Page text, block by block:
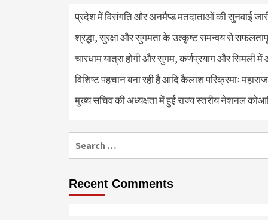
प्रदेश में विसंगति और अनमैप्ड मतदाताओं की सुनवाई
श्रद्धा, सुरक्षा और सुगमता के उत्कृष्ट समन्वय से
चारधाम यात्रा होगी और सुगम, कर्णप्रयाग और सिमली
विशिष्ट पहचान बना रही है आदि कैलाश परिक्रमाः महाराज
मुख्य सचिव की अध्यक्षता में हुई राज्य स्तरीय नेशनल
for:
Recent Comments